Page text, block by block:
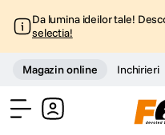
Da lumina ideilor tale!
selectia!
Magazin online Inchirieri